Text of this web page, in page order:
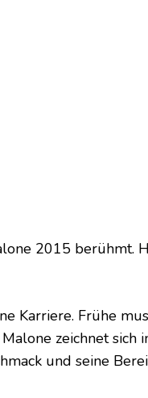
2015 berühmt.
Karriere. Frühe
zeichnet sich
und seine